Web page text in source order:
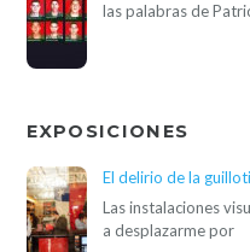
las palabras de
EXPOSICIONES
El delirio de la
Las instalaciones
a desplazarme por